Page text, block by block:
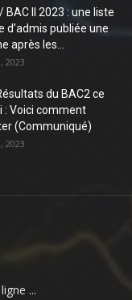
BAC II 2023 : une liste
d’admis publiée une
après les...
2023
du BAC2 ce
: Voici comment
(Communiqué)
2023
...